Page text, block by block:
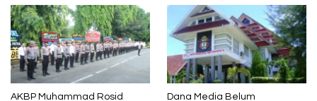
AKBP Muhammad Rosid
Dana Media Belum